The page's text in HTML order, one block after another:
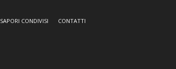
SAPORI CONDIVISI
CONTATTI